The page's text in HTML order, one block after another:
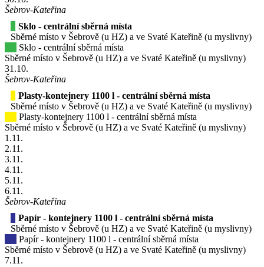
Šebrov-Kateřina
Sklo - centrální sběrná místa
Sběrné místo v Šebrově (u HZ) a ve Svaté Kateřině (u myslivny)
Sklo - centrální sběrná místa
Sběrné místo v Šebrově (u HZ) a ve Svaté Kateřině (u myslivny)
31 .10.
Šebrov-Kateřina
Plasty-kontejnery 1100 l - centrální sběrná místa
Sběrné místo v Šebrově (u HZ) a ve Svaté Kateřině (u myslivny)
Plasty-kontejnery 1100 l - centrální sběrná místa
Sběrné místo v Šebrově (u HZ) a ve Svaté Kateřině (u myslivny)
1 .11.
2.11.
3.11.
4.11.
5.11.
6.11.
Šebrov-Kateřina
Papír - kontejnery 1100 l - centrální sběrná místa
Sběrné místo v Šebrově (u HZ) a ve Svaté Kateřině (u myslivny)
Papír - kontejnery 1100 l - centrální sběrná místa
Sběrné místo v Šebrově (u HZ) a ve Svaté Kateřině (u myslivny)
7.11.